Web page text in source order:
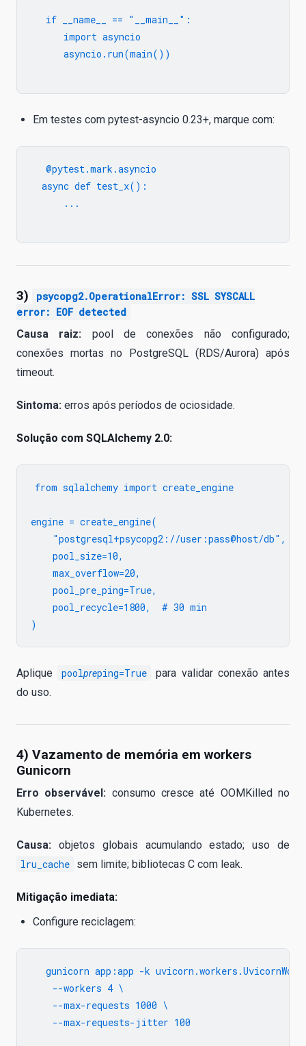
  if __name__ == "__main__":
      import asyncio
      asyncio.run(main())
Em testes com pytest-asyncio 0.23+, marque com:
  @pytest.mark.asyncio
  async def test_x():
      ...
3)
psycopg2.OperationalError: SSL SYSCALL
error: EOF detected
Causa raiz: pool de conexões não configurado;
conexões mortas no PostgreSQL (RDS/Aurora) após
timeout.
Sintoma: erros após períodos de ociosidade.
Solução com SQLAlchemy 2.0:
from sqlalchemy import create_engine
engine = create_engine(
    "postgresql+psycopg2://user:pass@host/db",
    pool_size=10,
    max_overflow=20,
    pool_pre_ping=True,
    pool_recycle=1800,  # 30 min
Aplique poolpreping=True
para validar conexão antes
do uso.
4) Vazamento de memória em workers
Gunicorn
Erro observável: consumo cresce até OOMKilled no
Kubernetes.
Causa: objetos globais acumulando estado; uso de
lru_cache sem limite; bibliotecas C com leak.
Mitigação imediata:
Configure reciclagem:
gunicorn app:app -k
    --workers 4 \
    --max-requests 1000 \
    --max-requests-jitter 100